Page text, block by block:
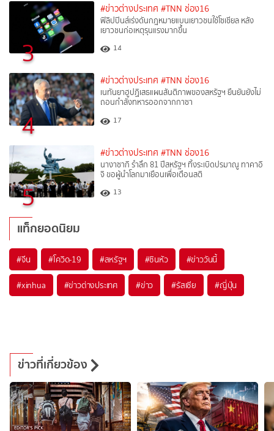
3
#ข่าวต่างประเทศ #TNN ช่อง16
ฟิลิปปินส์เร่งดันกฎหมายแบนเยาวชนใช้โซเชียล หลัง
เยาวชนก่อเหตุรุนแรงมากขึ้น
14
4
#ข่าวต่างประเทศ #TNN ช่อง16
เนทันยาฮูปฏิเสธแผนสันติภาพของสหรัฐฯ ยืนยันยังไม่
ถอนกำลังทหารออกจากกาซา
17
5
#ข่าวต่างประเทศ #TNN ช่อง16
นางาซากิ รำลึก 81 ปีสหรัฐฯ ทิ้งระเบิดปรมาณู ทาคาอิ
จิ ขอผู้นำโลกมาเยือนเพื่อเตือนสติ
13
แท็กยอดนิยม
#จีน #โควิด-19 #สหรัฐฯ #ซินหัว #ข่าววันนี้
#xinhua #ข่าวต่างประเทศ #ข่าว #รัสเซีย #ญี่ปุ่น
ข่าวที่เกี่ยวข้อง